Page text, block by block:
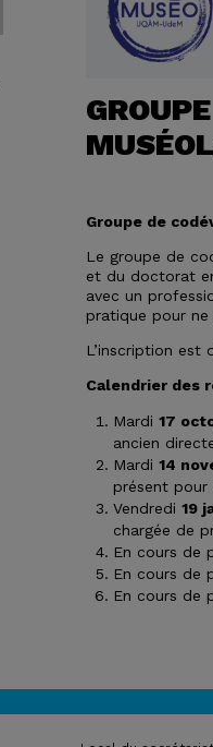
Groupe de
Le groupe de
et du doctorat
avec un
pratique pour
L’inscription est
Calendrier des
Mardi 17
ancien
Mardi 14
présent
Vendredi 19
chargée de
En cours de
En cours de
En cours de